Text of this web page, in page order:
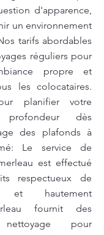
d'apparence,
un environnement
tarifs abordables
réguliers pour
propre et
les colocataires.
planifier votre
dès
des plafonds à
Le service de
est effectué
respectueux de
et hautement
fournit des
pour